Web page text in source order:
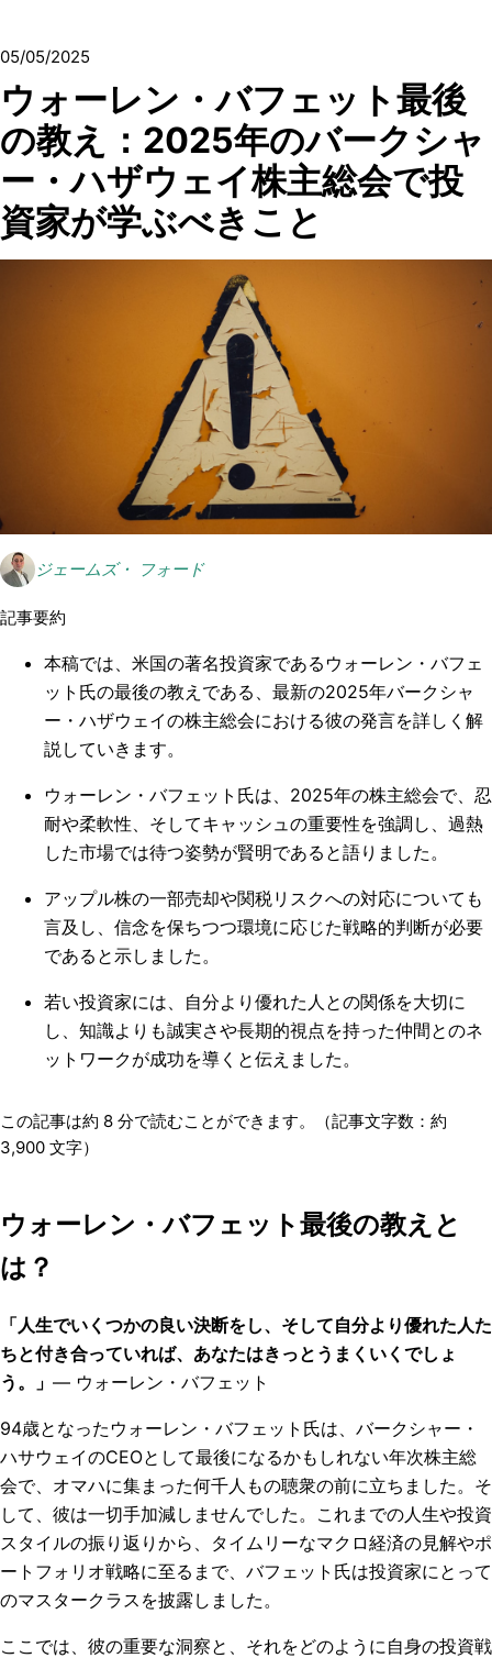
05/05/2025
ウォーレン・バフェット最後
の教え：2025年のバークシャ
ー・ハザウェイ株主総会で投
資家が学ぶべきこと
ジェームズ・ フォード
記事要約
本稿では、米国の著名投資家であるウォーレン・バフェ
ット氏の最後の教えである、最新の2025年バークシャ
ー・ハザウェイの株主総会における彼の発言を詳しく解
説していきます。
ウォーレン・バフェット氏は、2025年の株主総会で、忍
耐や柔軟性、そしてキャッシュの重要性を強調し、過熱
した市場では待つ姿勢が賢明であると語りました。
アップル株の一部売却や関税リスクへの対応についても
言及し、信念を保ちつつ環境に応じた戦略的判断が必要
であると示しました。
若い投資家には、自分より優れた人との関係を大切に
し、知識よりも誠実さや長期的視点を持った仲間とのネ
ットワークが成功を導くと伝えました。
この記事は約 8 分で読むことができます。（記事文字数：約
3,900 文字）
ウォーレン・バフェット最後の教えと
は？
「人生でいくつかの良い決断をし、そして自分より優れた人た
ちと付き合っていれば、あなたはきっとうまくいくでしょ
う。」 — ウォーレン・バフェット
94歳となったウォーレン・バフェット氏は、バークシャー・
ハサウェイのCEOとして最後になるかもしれない年次株主総
会で、オマハに集まった何千人もの聴衆の前に立ちました。そ
して、彼は一切手加減しませんでした。これまでの人生や投資
スタイルの振り返りから、タイムリーなマクロ経済の見解やポ
ートフォリオ戦略に至るまで、バフェット氏は投資家にとって
のマスタークラスを披露しました。
ここでは、彼の重要な洞察と、それをどのように自身の投資戦